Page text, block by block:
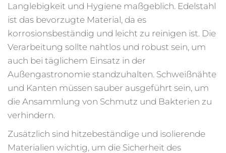
Langlebigkeit und Hygiene maßgeblich. Edelstahl
ist das bevorzugte Material, da es
korrosionsbeständig und leicht zu reinigen ist. Die
Verarbeitung sollte nahtlos und robust sein, um
auch bei täglichem Einsatz in der
Außengastronomie standzuhalten. Schweißnähte
und Kanten müssen sauber ausgeführt sein, um
die Ansammlung von Schmutz und Bakterien zu
verhindern.
Zusätzlich sind hitzebeständige und isolierende
Materialien wichtig, um die Sicherheit des